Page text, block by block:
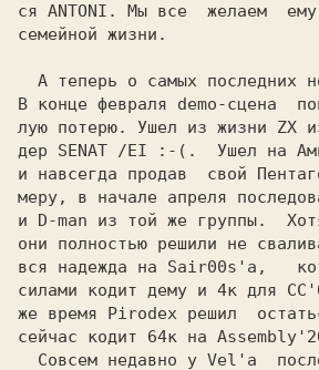
ся ANTONI. Мы все  желаем  ему
семейной
В конце февраля demo-сцена
лую потерю. Ушел из жизни ZX
дер SENAT /EI :-(.  Ушел на
и навсегда продав  свой
меру, в начале апреля
и D-man из той же группы.
они полностью решили не
вся надежда на Sair00s'а,
силами кодит дему и 4к для
же время Pirodex решил
сейчас кодит 64к на